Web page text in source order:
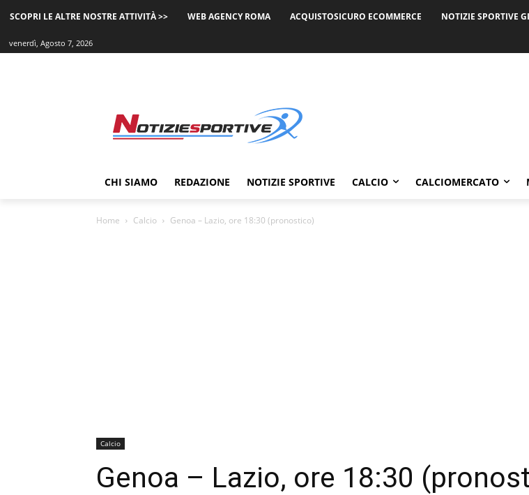
SCOPRI LE ALTRE NOSTRE ATTIVITÀ >> WEB AGENCY ROMA ACQUISTOSICURO ECOMMERCE NOTIZIE SPORTIVE
venerdì, Agosto 7, 2026
CHI SIAMO REDAZIONE NOTIZIE SPORTIVE CALCIO CALCIOMERCATO
Home Calcio Genoa – Lazio, ore 18:30 (pronostico)
Calcio
Genoa – Lazio, ore 18:30